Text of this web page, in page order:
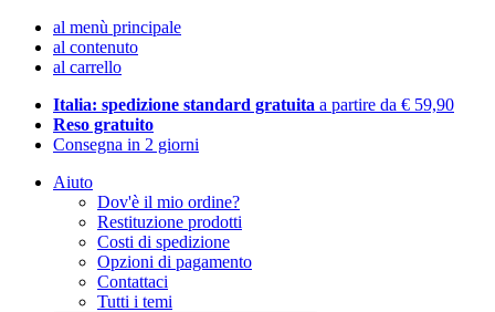
al menù principale
al contenuto
al carrello
Italia: spedizione standard gratuita a partire da € 59,90
Reso gratuito
Consegna in 2 giorni
Aiuto
Dov'è il mio ordine?
Restituzione prodotti
Costi di spedizione
Opzioni di pagamento
Contattaci
Tutti i temi